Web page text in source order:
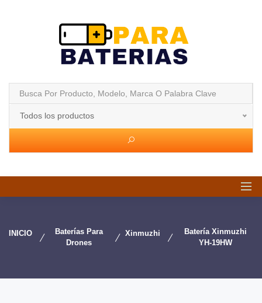
Todos los productos
INICIO
Baterías Para
Drones
Xinmuzhi
Batería Xinmuzhi
YH-19HW